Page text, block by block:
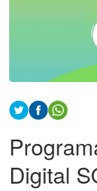
Digital